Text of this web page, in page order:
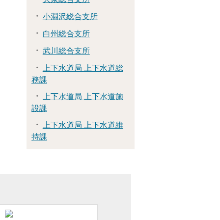
小淵沢総合支所
白州総合支所
武川総合支所
上下水道局 上下水道総
務課
上下水道局 上下水道施
設課
上下水道局 上下水道維
持課